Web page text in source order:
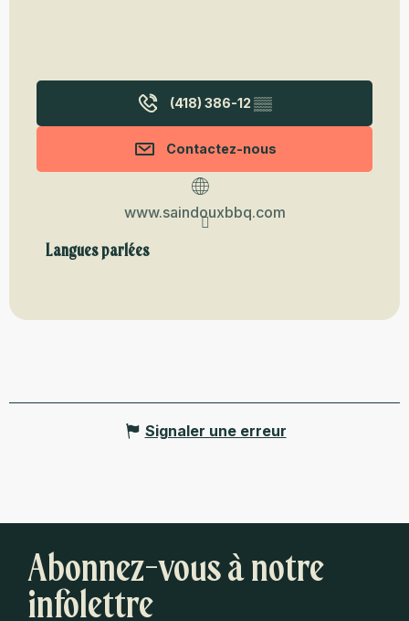
(418) 386-12 ▒▒
Contactez-nous
www.saindouxbbq.com
Langues parlées
Langues parlées
Signaler une erreur
Abonnez-vous à notre
infolettre